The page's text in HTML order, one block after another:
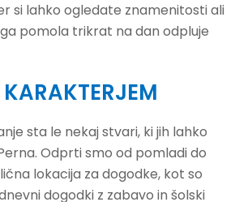
si lahko ogledate znamenitosti ali
pomola trikrat na dan odpluje
sta le nekaj stvari, ki jih lahko
Odprti smo od pomladi do
lokacija za dogodke, kot so
dogodki z zabavo in šolski